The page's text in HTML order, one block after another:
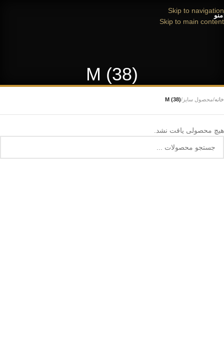
Skip to navigation
Skip to main content
منو
M (38)
خانه/محصول سایز /
M (38)
هیچ محصولی یافت نشد.